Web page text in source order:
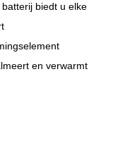
biedt u elke
en verwarmt